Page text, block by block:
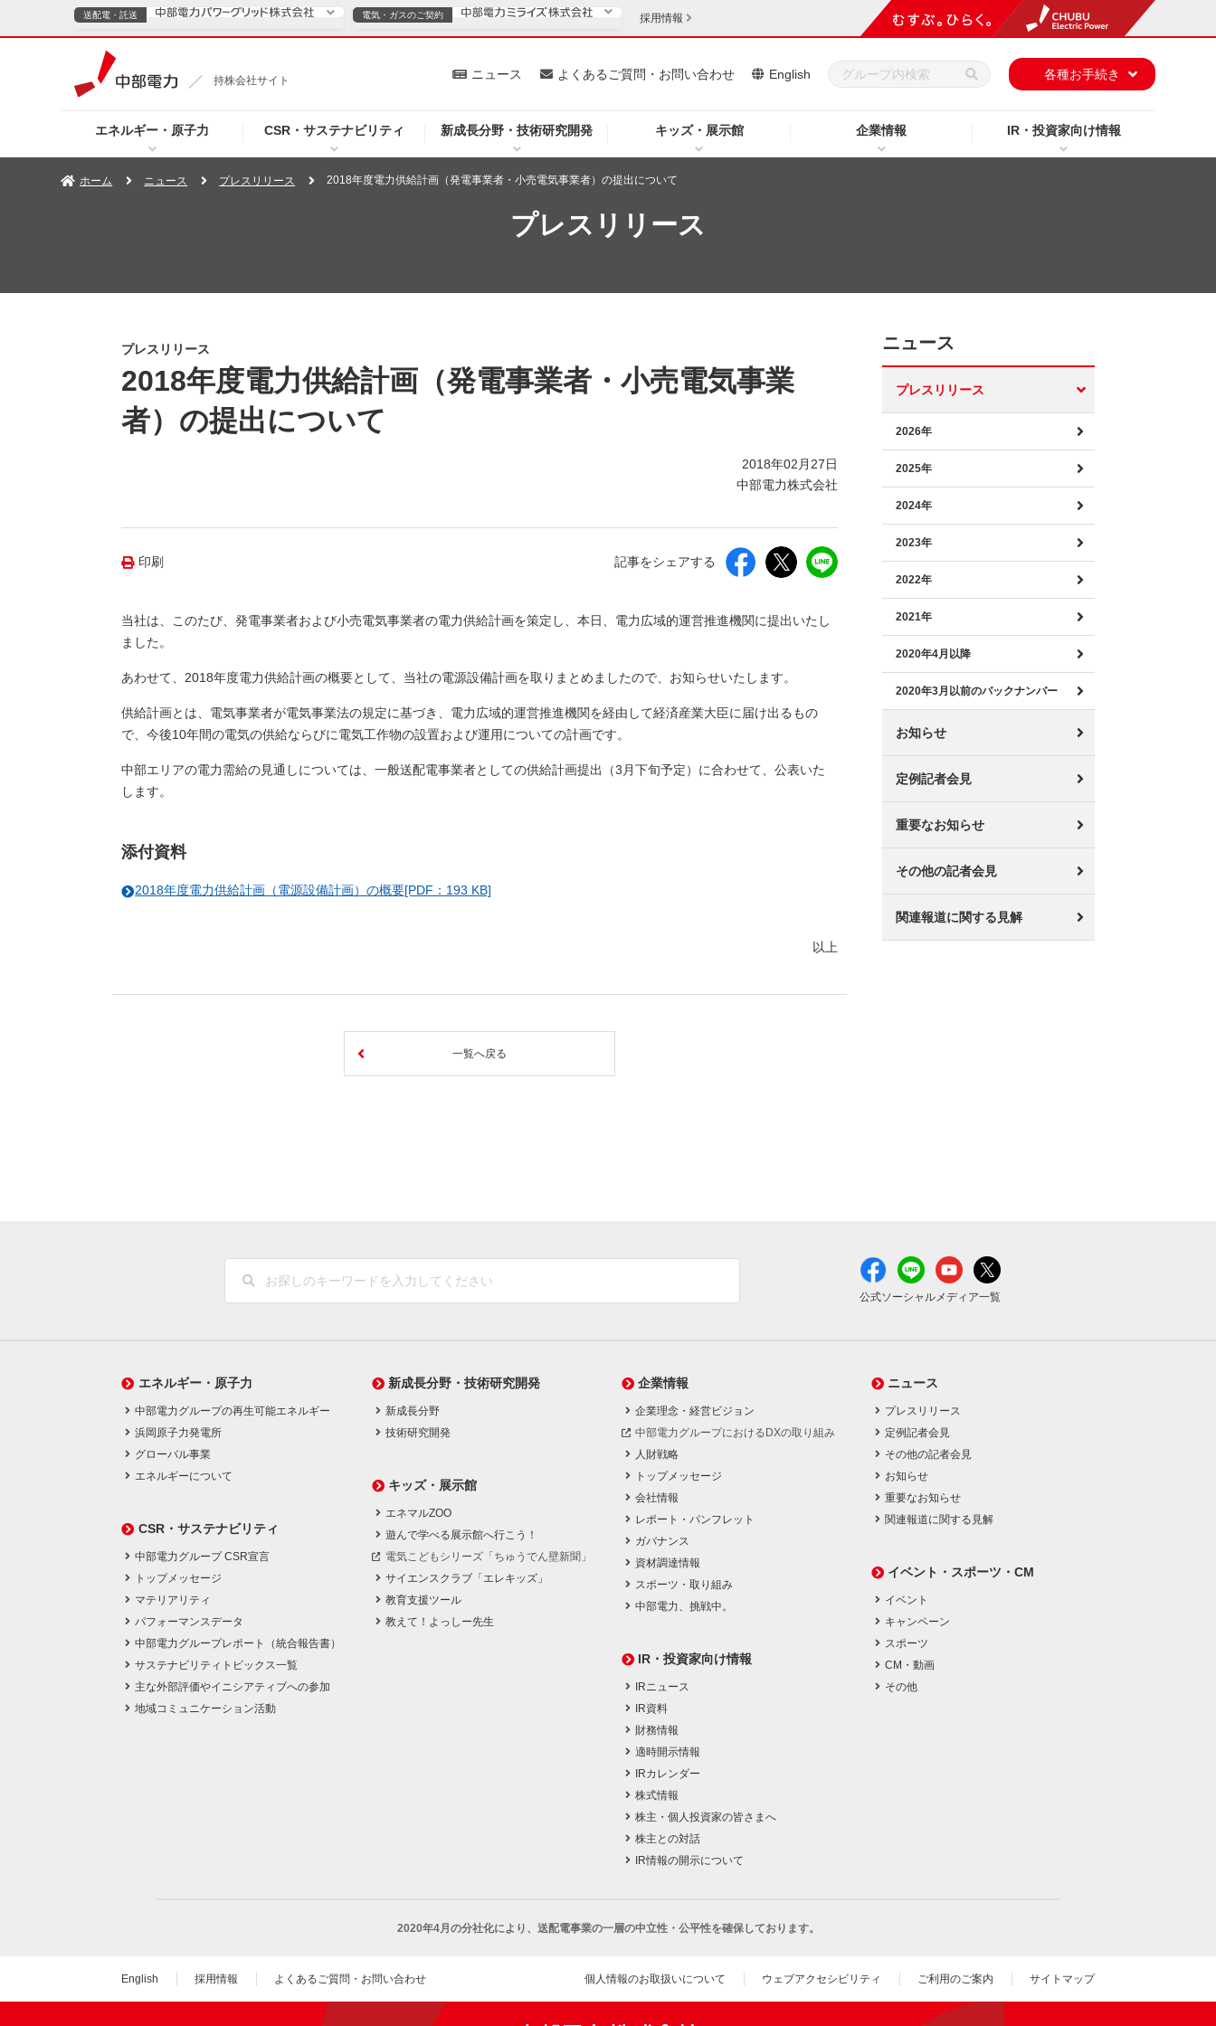
持株会社サイト
エネルギー・原子力 CSR・サステナビリティ 新成長分野・技術研究開発 キッズ・展示館 企業情報 IR・投資家向け情報
ニュース よくあるご質問・お問い合わせ English 各種お手続き
送配電・託送
TOPページへ ご案内 安定供給
企業情報
ニュース（新しいウィンドウを開きます）
よくあるご質問・お問い合わせ（新しいウィンドウを開きます）
電気・ガスのご契約
電気・ガスのご契約
TOPページへ 個人のお客さま 法人のお客さま
採用情報
ホーム ニュース プレスリリース 2018年度電力供給計画（発電事業者・小売電気事業者）の提出について
プレスリリース
プレスリリース
2018年度電力供給計画（発電事業者・小売電気事業
者）の提出について
2018年02月27日
中部電力株式会社
印刷 記事をシェアする
当社は、このたび、発電事業者および小売電気事業者の電力供給計画を策定し、本日、電力広域的運営推進機関に提出いたし
ました。
あわせて、2018年度電力供給計画の概要として、当社の電源設備計画を取りまとめましたので、お知らせいたします。
供給計画とは、電気事業者が電気事業法の規定に基づき、電力広域的運営推進機関を経由して経済産業大臣に届け出るもの
で、今後10年間の電気の供給ならびに電気工作物の設置および運用についての計画です。
中部エリアの電力需給の見通しについては、一般送配電事業者としての供給計画提出（3月下旬予定）に合わせて、公表いた
します。
添付資料
2018年度電力供給計画（電源設備計画）の概要[PDF：193 KB]
以上
一覧へ戻る
ニュース
プレスリリース
2026年
2025年
2024年
2023年
2022年
2021年
2020年4月以降
2020年3月以前のバックナンバー
お知らせ
定例記者会見
重要なお知らせ
その他の記者会見
関連報道に関する見解
公式ソーシャルメディア一覧
エネルギー・原子力
中部電力グループの再生可能エネルギー
浜岡原子力発電所
グローバル事業
エネルギーについて
CSR・サステナビリティ
中部電力グループ CSR宣言
トップメッセージ
マテリアリティ
パフォーマンスデータ
中部電力グループレポート（統合報告書）
サステナビリティトピックス一覧
主な外部評価やイニシアティブへの参加
地域コミュニケーション活動
新成長分野・技術研究開発
新成長分野
技術研究開発
キッズ・展示館
エネマルZOO
遊んで学べる展示館へ行こう！
電気こどもシリーズ「ちゅうでん壁新聞」
サイエンスクラブ「エレキッズ」
教育支援ツール
教えて！よっしー先生
企業情報
企業理念・経営ビジョン
中部電力グループにおけるDXの取り組み
人財戦略
トップメッセージ
会社情報
レポート・パンフレット
ガバナンス
資材調達情報
スポーツ・取り組み
中部電力、挑戦中。
IR・投資家向け情報
IRニュース
IR資料
財務情報
適時開示情報
IRカレンダー
株式情報
株主・個人投資家の皆さまへ
株主との対話
IR情報の開示について
ニュース
プレスリリース
定例記者会見
その他の記者会見
お知らせ
重要なお知らせ
関連報道に関する見解
イベント・スポーツ・CM
イベント
キャンペーン
スポーツ
CM・動画
その他
2020年4月の分社化により、 送配電事業の一層の中立性・公平性を確保しております。
English 採用情報 よくあるご質問・お問い合わせ 個人情報のお取扱いについて ウェブアクセシビリティ ご利用のご案内 サイトマップ